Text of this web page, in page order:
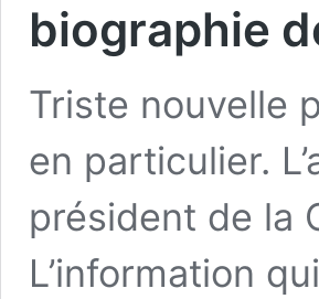
biographie
Triste nouvelle
en particulier.
président de la
L’information